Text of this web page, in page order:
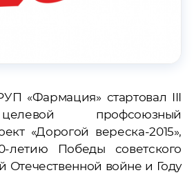
«Фармация» стартовал III
профсоюзный
«Дорогой вереска-2015»,
летию Победы советского
Отечественной войне и Году